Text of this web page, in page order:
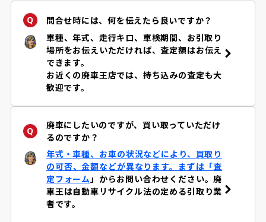
問合せ時には、何を伝えたら良いですか？
車種、年式、走行キロ、車検期間、お引取り
場所をお伝えいただければ、査定額はお伝え
できます。
お近くの廃車王店では、持ち込みの査定も大
歓迎です。
廃車にしたいのですが、買い取っていただけ
るのですか？
年式・車種、お車の状況などにより、買取り
の可否、金額などが異なります。まずは「査
定フォーム」からお問い合わせください。廃
車王は自動車リサイクル法の定める引取り業
者です。